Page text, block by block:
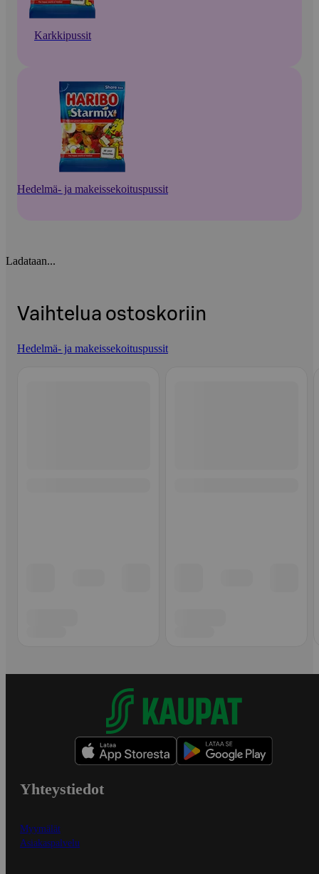
Karkkipussit
Hedelmä- ja makeissekoituspussit
Ladataan...
Vaihtelua ostoskoriin
Hedelmä- ja makeissekoituspussit
Yhteystiedot
Myymälät
Asiakaspalvelu